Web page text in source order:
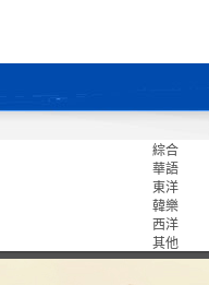
綜合
華語
東洋
韓樂
西洋
其他